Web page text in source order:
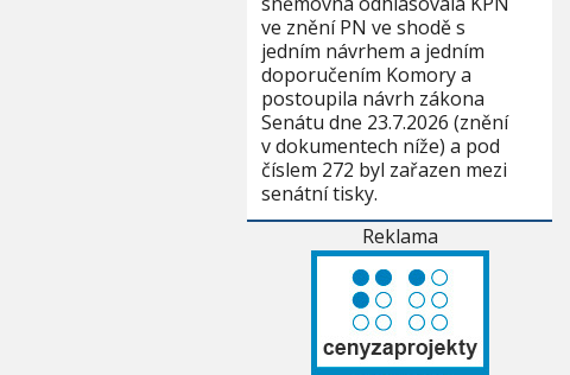
ve znění PN ve shodě s
jedním návrhem a jedním
doporučením Komory a
postoupila návrh zákona
Senátu dne 23.7.2026 (znění
v dokumentech níže) a pod
číslem 272 byl zařazen mezi
senátní tisky.
Reklama